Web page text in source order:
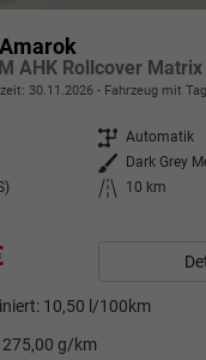
AHK Rollcover
30.11.2026 Fahrzeug mit
Getriebe Automatik
Außenfarbe
Dark Grey
Kilometerstand
10 km
10,50 l/100km
275,00 g/km